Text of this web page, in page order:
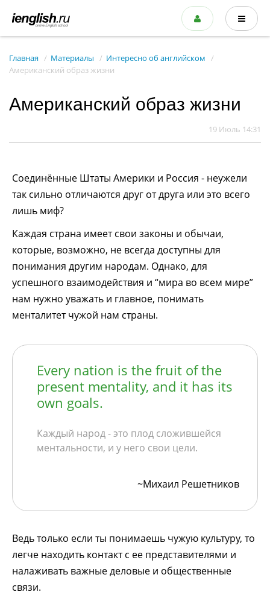
Главная Материалы
Интересно об английском
Американский образ жизни
Американский образ жизни
19 Июль 14:31
Соединённые Штаты Америки и Россия - неужели
так сильно отличаются друг от друга или это всего
лишь миф?
Каждая страна имеет свои законы и обычаи,
которые, возможно, не всегда доступны для
понимания другим народам. Однако, для
успешного взаимодействия и “мира во всем мире”
нам нужно уважать и главное, понимать
менталитет чужой нам страны.
Every nation is the fruit of the
present mentality, and it has its
own goals.
Каждый народ - это плод сложившейся
ментальности, и у него свои цели.
~Михаил Решетников
Ведь только если ты понимаешь чужую культуру, то
легче находить контакт с ее представителями и
налаживать важные деловые и общественные
связи.